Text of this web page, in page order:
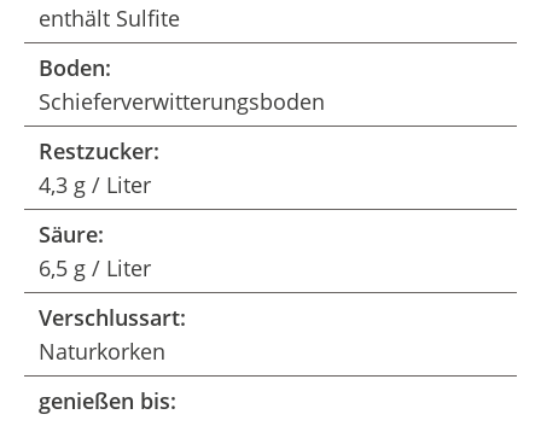
enthält Sulfite
Boden:
Schieferverwitterungsboden
Restzucker:
4,3 g / Liter
Säure:
6,5 g / Liter
Verschlussart:
Naturkorken
genießen bis: